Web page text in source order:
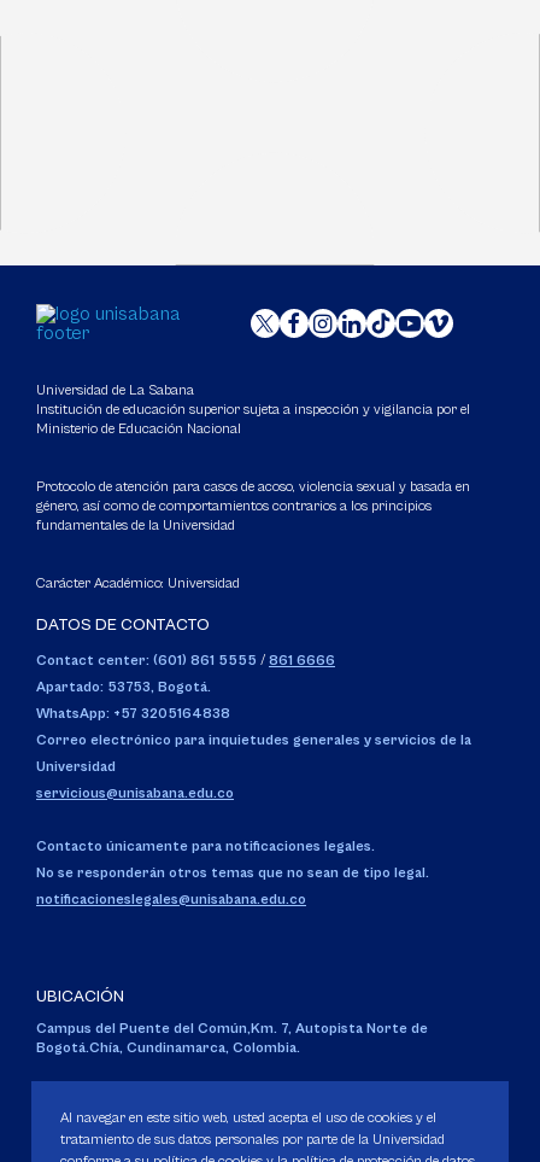
Universidad de La Sabana
Institución de educación superior sujeta a inspección y vigilancia por el
Ministerio de Educación Nacional
Protocolo de atención para casos de acoso, violencia sexual y basada en
género, así como de comportamientos contrarios a los principios
fundamentales de la Universidad
Carácter Académico: Universidad
DATOS DE CONTACTO
Contact center: (601) 861 5555 / 861 6666
Apartado: 53753, Bogotá.
WhatsApp: +57 3205164838
Correo electrónico para inquietudes generales y servicios de la
Universidad
servicious@unisabana.edu.co
Contacto únicamente para notificaciones legales.
No se responderán otros temas que no sean de tipo legal.
notificacioneslegales@unisabana.edu.co
UBICACIÓN
Campus del Puente del Común,Km. 7, Autopista Norte de
Bogotá.Chía, Cundinamarca, Colombia.
Personería Jurídica:Resolución 130 del 14 de enero de 1980.
Ministerio de Educación Nacional.
Al navegar en este sitio web, usted acepta el uso de cookies y el
tratamiento de sus datos personales por parte de la Universidad